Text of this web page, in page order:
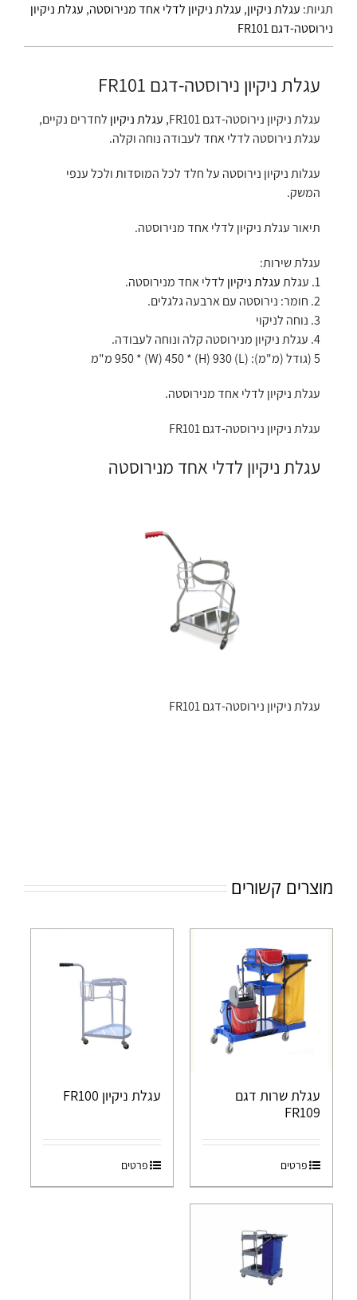
תגיות: עגלת ניקיון, עגלת ניקיון לדלי אחד מנירוסטה, עגלת ניקיון
נירוסטה-דגם FR101
עגלת ניקיון נירוסטה-דגם FR101
עגלת ניקיון נירוסטה-דגם FR101, עגלת ניקיון לחדרים נקיים,
עגלת נירוסטה לדלי אחד לעבודה נוחה וקלה.
עגלות ניקיון נירוסטה על חלד לכל המוסדות ולכל ענפי
המשק.
תיאור עגלת ניקיון לדלי אחד מנירוסטה.
עגלת שירות:
1. עגלת
עגלת ניקיון לדלי אחד מנירוסטה.
2. חומר: נירוסטה עם ארבעה גלגלים.
3. נוחה לניקוי
4. עגלת ניקיון מנירוסטה קלה ונוחה לעבודה.
5 (גודל (מ"מ): (L) 950 * (W) 450 * (H) 930 מ"מ
עגלת ניקיון לדלי אחד מנירוסטה.
עגלת ניקיון נירוסטה-דגם FR101
עגלת ניקיון לדלי אחד מנירוסטה
עגלת ניקיון נירוסטה-דגם FR101
מוצרים קשורים
עגלת שרות דגם
FR109
פרטים
עגלת ניקיון FR100
פרטים